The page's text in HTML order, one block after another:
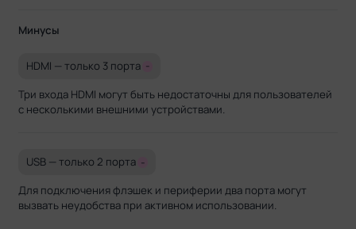
Минусы
HDMI — только 3 порта -
Три входа HDMI могут быть недостаточны для пользователей
с несколькими внешними устройствами.
USB — только 2 порта -
Для подключения флэшек и периферии два порта могут
вызвать неудобства при активном использовании.